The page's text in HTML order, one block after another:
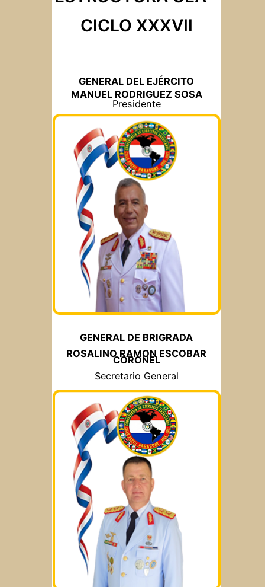
CICLO XXXVII
GENERAL DEL EJÉRCITO
MANUEL RODRIGUEZ SOSA
Presidente
GENERAL DE BRIGRADA
ROSALINO RAMON ESCOBAR
CORONEL
Secretario General